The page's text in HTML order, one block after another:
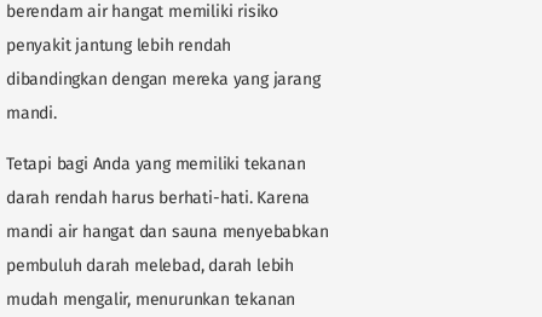
berendam air hangat memiliki risiko
penyakit jantung lebih rendah
dibandingkan dengan mereka yang jarang
mandi.
Tetapi bagi Anda yang memiliki tekanan
darah rendah harus berhati-hati. Karena
mandi air hangat dan sauna menyebabkan
pembuluh darah melebad, darah lebih
mudah mengalir, menurunkan tekanan